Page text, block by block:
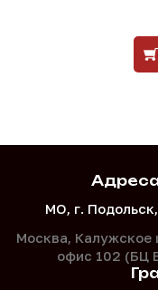
МО, г.
Москва, Калужское
офис 102 (БЦ